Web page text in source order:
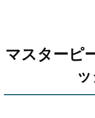
マスターピ